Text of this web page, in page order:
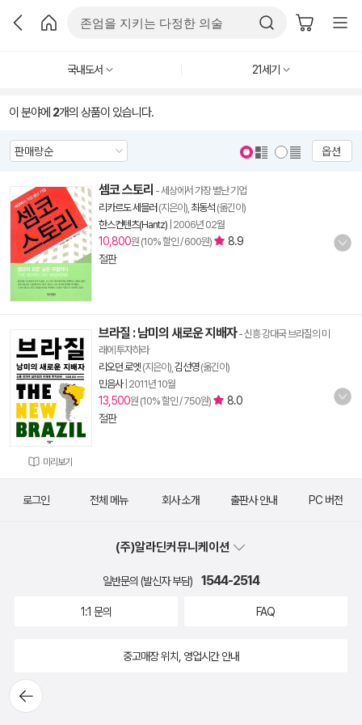
국내도서 21세기
이 분야에 2개의 상품이 있습니다.
옵션
셈코 스토리 - 세상에서 가장 별난 기업
리카르도 세믈러 (지은이), 최동석 (옮긴이)
한스컨텐츠(Hantz) 2006년 02월
10,800원 (10% 할인 / 600원)
8.9
절판
미리보기
브라질 : 남미의 새로운 지배자- 신흥 강대국 브라질의 미
래에 투자하라
리오던 로엣 (지은이), 김선영(옮긴이)
민음사| 2011년 10월
13,500원 (10% 할인 / 750원)
8.0
절판
뒤로가
기
로그인 전체 메뉴 회사 소개 출판사 안내 PC 버전
(주)알라딘커뮤니케이션
일반문의 (발신자 부담) 1544-2514
1:1 문의 FAQ
중고매장 위치, 영업시간 안내